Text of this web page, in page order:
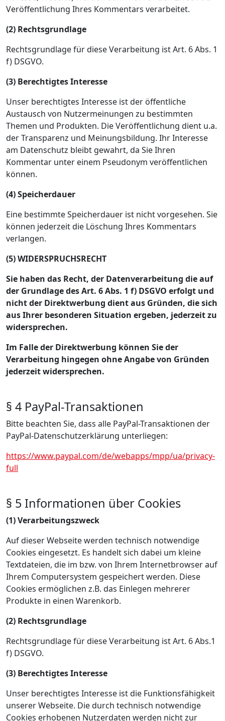
Veröffentlichung Ihres Kommentars verarbeitet.
(2) Rechtsgrundlage
Rechtsgrundlage für diese Verarbeitung ist Art. 6 Abs. 1
f) DSGVO.
(3) Berechtigtes Interesse
Unser berechtigtes Interesse ist der öffentliche
Austausch von Nutzermeinungen zu bestimmten
Themen und Produkten. Die Veröffentlichung dient u.a.
der Transparenz und Meinungsbildung. Ihr Interesse
am Datenschutz bleibt gewahrt, da Sie Ihren
Kommentar unter einem Pseudonym veröffentlichen
können.
(4) Speicherdauer
Eine bestimmte Speicherdauer ist nicht vorgesehen. Sie
können jederzeit die Löschung Ihres Kommentars
verlangen.
(5) WIDERSPRUCHSRECHT
Sie haben das Recht, der Datenverarbeitung die auf
der Grundlage des Art. 6 Abs. 1 f) DSGVO erfolgt und
nicht der Direktwerbung dient aus Gründen, die sich
aus Ihrer besonderen Situation ergeben, jederzeit zu
widersprechen.
Im Falle der Direktwerbung können Sie der
Verarbeitung hingegen ohne Angabe von Gründen
jederzeit widersprechen.
§ 4 PayPal-Transaktionen
Bitte beachten Sie, dass alle PayPal-Transaktionen der
PayPal-Datenschutzerklärung unterliegen:
https://www.paypal.com/de/webapps/mpp/ua/privacy-
full
§ 5 Informationen über Cookies
(1) Verarbeitungszweck
Auf dieser Webseite werden technisch notwendige
Cookies eingesetzt. Es handelt sich dabei um kleine
Textdateien, die im bzw. von Ihrem Internetbrowser auf
Ihrem Computersystem gespeichert werden. Diese
Cookies ermöglichen z.B. das Einlegen mehrerer
Produkte in einen Warenkorb.
(2) Rechtsgrundlage
Rechtsgrundlage für diese Verarbeitung ist Art. 6 Abs.1
f) DSGVO.
(3) Berechtigtes Interesse
Unser berechtigtes Interesse ist die Funktionsfähigkeit
unserer Webseite. Die durch technisch notwendige
Cookies erhobenen Nutzerdaten werden nicht zur